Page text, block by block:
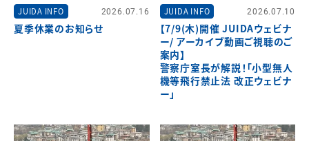
JUIDA INFO 2026.07.16
夏季休業のお知らせ
JUIDA INFO 2026.07.10
【7/9(木)開催 JUIDAウェビナ
ー/ アーカイブ動画ご視聴のご
案内】
警察庁室長が解説！「小型無人
機等飛行禁止法 改正ウェビナ
ー」